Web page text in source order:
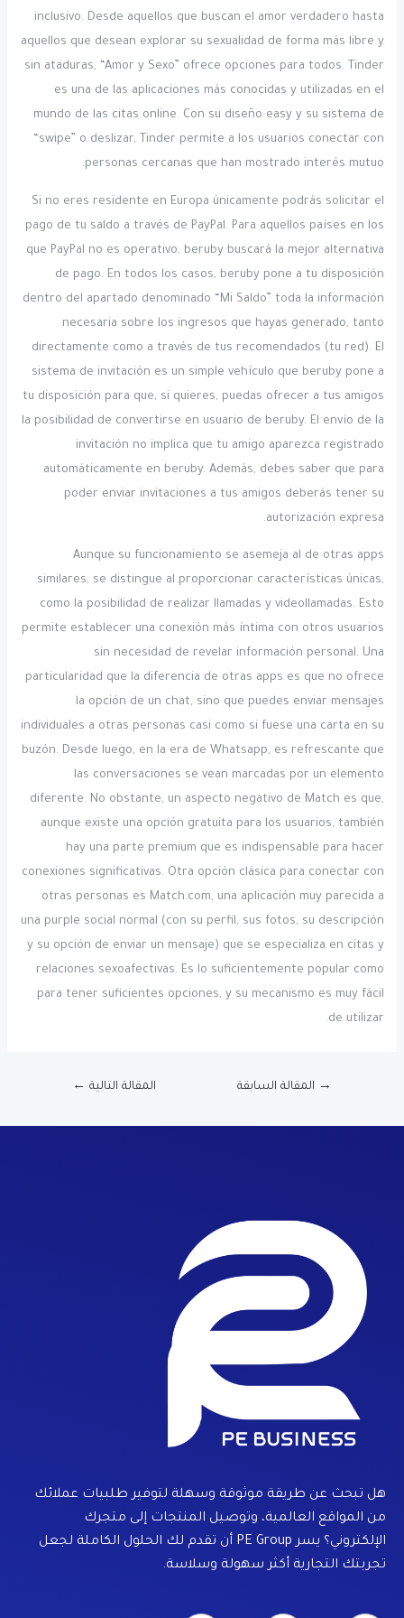
inclusivo. Desde aquellos que buscan el amor verdadero hasta
aquellos que desean explorar su sexualidad de forma más libre y
sin ataduras, “Amor y Sexo” ofrece opciones para todos. Tinder
es una de las aplicaciones más conocidas y utilizadas en el
mundo de las citas online. Con su diseño easy y su sistema de
“swipe” o deslizar, Tinder permite a los usuarios conectar con
personas cercanas que han mostrado interés mutuo.
Si no eres residente en Europa únicamente podrás solicitar el
pago de tu saldo a través de PayPal. Para aquellos países en los
que PayPal no es operativo, beruby buscará la mejor alternativa
de pago. En todos los casos, beruby pone a tu disposición
dentro del apartado denominado “Mi Saldo” toda la información
necesaria sobre los ingresos que hayas generado, tanto
directamente como a través de tus recomendados (tu red). El
sistema de invitación es un simple vehículo que beruby pone a
tu disposición para que, si quieres, puedas ofrecer a tus amigos
la posibilidad de convertirse en usuario de beruby. El envío de la
invitación no implica que tu amigo aparezca registrado
automáticamente en beruby. Además, debes saber que para
poder enviar invitaciones a tus amigos deberás tener su
autorización expresa.
Aunque su funcionamiento se asemeja al de otras apps
similares, se distingue al proporcionar características únicas,
como la posibilidad de realizar llamadas y videollamadas. Esto
permite establecer una conexión más íntima con otros usuarios
sin necesidad de revelar información personal. Una
particularidad que la diferencia de otras apps es que no ofrece
la opción de un chat, sino que puedes enviar mensajes
individuales a otras personas casi como si fuese una carta en su
buzón. Desde luego, en la era de Whatsapp, es refrescante que
las conversaciones se vean marcadas por un elemento
diferente. No obstante, un aspecto negativo de Match es que,
aunque existe una opción gratuita para los usuarios, también
hay una parte premium que es indispensable para hacer
conexiones significativas. Otra opción clásica para conectar con
otras personas es Match.com, una aplicación muy parecida a
una purple social normal (con su perfil, sus fotos, su descripción
y su opción de enviar un mensaje) que se especializa en citas y
relaciones sexoafectivas. Es lo suficientemente popular como
para tener suficientes opciones, y su mecanismo es muy fácil
de utilizar.
→ المقالة السابقة المقالة التالية ←
هل تبحث عن طريقة موثوقة وسهلة لتوفير طلبيات عملائك
من المواقع العالمية، وتوصيل المنتجات إلى متجرك
الإلكتروني؟ يسر PE Group أن تقدم لك الحلول الكاملة لجعل
تجربتك التجارية أكثر سهولة وسلاسة.